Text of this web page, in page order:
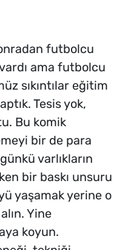
futbolcu
ama futbolcu
sıkıntılar eğitim
Tesis yok,
Bu komik
bir de para
varlıkların
bir baskı unsuru
yaşamak yerine o
Yine
koyun.